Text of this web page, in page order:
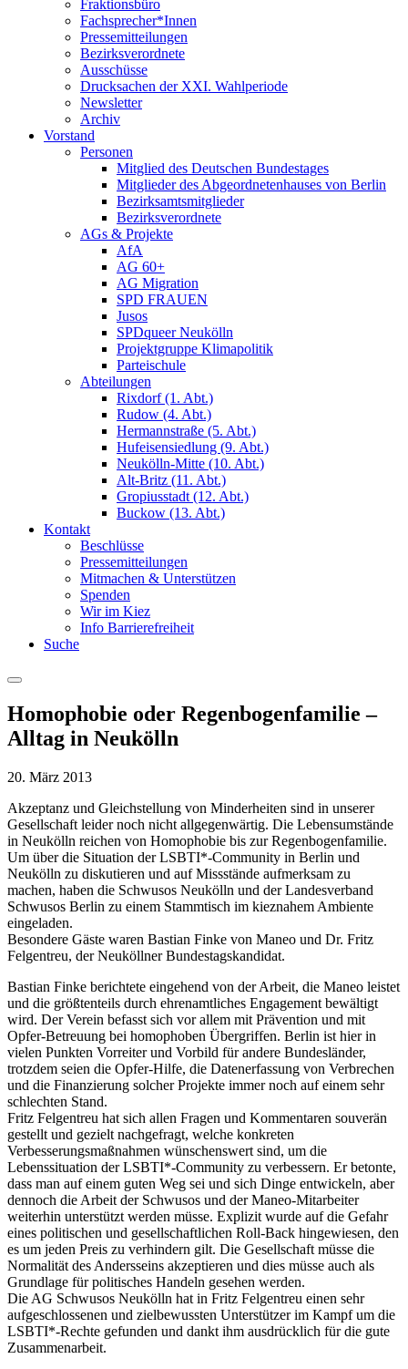
Fraktionsbüro
Fachsprecher*Innen
Pressemitteilungen
Bezirksverordnete
Ausschüsse
Drucksachen der XXI. Wahlperiode
Newsletter
Archiv
Vorstand
Personen
Mitglied des Deutschen Bundestages
Mitglieder des Abgeordnetenhauses von Berlin
Bezirksamtsmitglieder
Bezirksverordnete
AGs & Projekte
AfA
AG 60+
AG Migration
SPD FRAUEN
Jusos
SPDqueer Neukölln
Projektgruppe Klimapolitik
Parteischule
Abteilungen
Rixdorf (1. Abt.)
Rudow (4. Abt.)
Hermannstraße (5. Abt.)
Hufeisensiedlung (9. Abt.)
Neukölln-Mitte (10. Abt.)
Alt-Britz (11. Abt.)
Gropiusstadt (12. Abt.)
Buckow (13. Abt.)
Kontakt
Beschlüsse
Pressemitteilungen
Mitmachen & Unterstützen
Spenden
Wir im Kiez
Info Barrierefreiheit
Suche
Menu
Homophobie oder Regenbogenfamilie –
Alltag in Neukölln
20. März 2013
Akzeptanz und Gleichstellung von Minderheiten sind in unserer
Gesellschaft leider noch nicht allgegenwärtig. Die Lebensumstände
in Neukölln reichen von Homophobie bis zur Regenbogenfamilie.
Um über die Situation der LSBTI*-Community in Berlin und
Neukölln zu diskutieren und auf Missstände aufmerksam zu
machen, haben die Schwusos Neukölln und der Landesverband
Schwusos Berlin zu einem Stammtisch im kieznahem Ambiente
eingeladen.
Besondere Gäste waren Bastian Finke von Maneo und Dr. Fritz
Felgentreu, der Neuköllner Bundestagskandidat.
Bastian Finke berichtete eingehend von der Arbeit, die Maneo leistet
und die größtenteils durch ehrenamtliches Engagement bewältigt
wird. Der Verein befasst sich vor allem mit Prävention und mit
Opfer-Betreuung bei homophoben Übergriffen. Berlin ist hier in
vielen Punkten Vorreiter und Vorbild für andere Bundesländer,
trotzdem seien die Opfer-Hilfe, die Datenerfassung von Verbrechen
und die Finanzierung solcher Projekte immer noch auf einem sehr
schlechten Stand.
Fritz Felgentreu hat sich allen Fragen und Kommentaren souverän
gestellt und gezielt nachgefragt, welche konkreten
Verbesserungsmaßnahmen wünschenswert sind, um die
Lebenssituation der LSBTI*-Community zu verbessern. Er betonte,
dass man auf einem guten Weg sei und sich Dinge entwickeln, aber
dennoch die Arbeit der Schwusos und der Maneo-Mitarbeiter
weiterhin unterstützt werden müsse. Explizit wurde auf die Gefahr
eines politischen und gesellschaftlichen Roll-Back hingewiesen, den
es um jeden Preis zu verhindern gilt. Die Gesellschaft müsse die
Normalität des Andersseins akzeptieren und dies müsse auch als
Grundlage für politisches Handeln gesehen werden.
Die AG Schwusos Neukölln hat in Fritz Felgentreu einen sehr
aufgeschlossenen und zielbewussten Unterstützer im Kampf um die
LSBTI*-Rechte gefunden und dankt ihm ausdrücklich für die gute
Zusammenarbeit.